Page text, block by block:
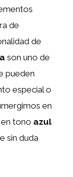
de
de
son uno de
pueden
especial o
en
tono azul
sin duda